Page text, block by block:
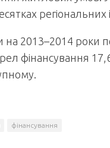
регіональних
на 2013–2014 роки
фінансування
фінансування